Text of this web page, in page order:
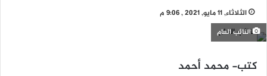
الثلاثاء, 11 مايو, 2021 , 9:06 م
النائب العام
كتب- محمد أحمد